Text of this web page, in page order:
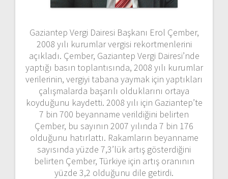
Gaziantep Vergi Dairesi Başkanı Erol Çember,
2008 yılı kurumlar vergisi rekortmenlerini
açıkladı. Çember, Gaziantep Vergi Dairesi’nde
yaptığı basın toplantısında, 2008 yılı kurumlar
verilerinin, vergiyi tabana yaymak için yaptıkları
çalışmalarda başarılı olduklarını ortaya
koyduğunu kaydetti. 2008 yılı için Gaziantep’te
7 bin 700 beyanname verildiğini belirten
Çember, bu sayının 2007 yılında 7 bin 176
olduğunu hatırlattı. Rakamların beyanname
sayısında yüzde 7,3’lük artış gösterdiğini
belirten Çember, Türkiye için artış oranının
yüzde 3,2 olduğunu dile getirdi.